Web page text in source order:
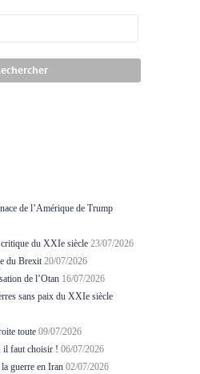
de l’Amérique de Trump
du XXIe siècle 23/07/2026
du Brexit 20/07/2026
de l’Otan 16/07/2026
sans paix du XXIe siècle
toute 09/07/2026
il faut choisir ! 06/07/2026
guerre en Iran 02/07/2026